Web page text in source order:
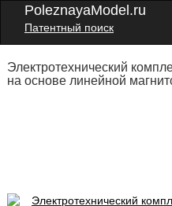
PoleznayaModel.ru
Патентный поиск
Электротехнический
на основе линейной